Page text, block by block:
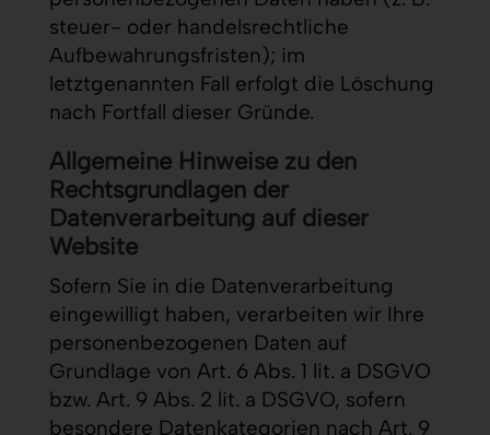
steuer- oder handelsrechtliche
Aufbewahrungsfristen); im
letztgenannten Fall erfolgt die Löschung
nach Fortfall dieser Gründe.
Allgemeine Hinweise zu den
Rechtsgrundlagen der
Datenverarbeitung auf dieser
Website
Sofern Sie in die Datenverarbeitung
eingewilligt haben, verarbeiten wir Ihre
personenbezogenen Daten auf
Grundlage von Art. 6 Abs. 1 lit. a DSGVO
bzw. Art. 9 Abs. 2 lit. a DSGVO, sofern
besondere Datenkategorien nach Art. 9